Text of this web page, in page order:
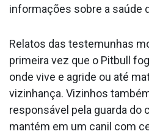
informações sobre a saúde
Relatos das testemunhas
primeira vez que o Pitbull
onde vive e agride ou até
vizinhança. Vizinhos
responsável pela guarda do
mantém em um canil com